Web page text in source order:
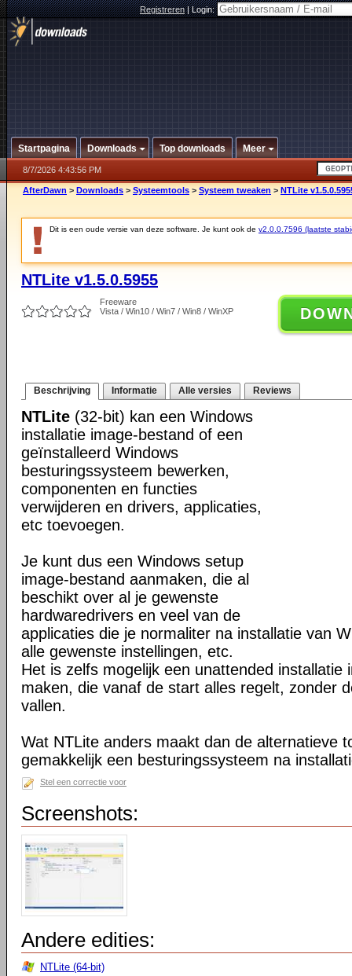
Registreren|Login:
Startpagina Downloads Top downloads Meer
8/7/2026 4:43:56 PM
AfterDawn > Downloads > Systeemtools > Systeem tweaken > NTLite
Dit is een oude versie van deze software. Je kunt ook de v2.0.0.7596 (laatste
NTLite v1.5.0.5955
Freeware
Vista / Win10 / Win7 / Win8 / WinXP
Beschrijving Informatie Alle versies Reviews
NTLite (32-bit) kan een Windows
installatie image-bestand of een
geïnstalleerd Windows
besturingssysteem bewerken,
componenten en functies
verwijderen en drivers, applicaties,
etc toevoegen.
Je kunt dus een Windows setup
image-bestand aanmaken, die al
beschikt over al je gewenste
hardwaredrivers en veel van de
applicaties die je normaliter na installatie van
alle gewenste instellingen, etc.
Het is zelfs mogelijk een unattended installatie
maken, die vanaf de start alles regelt, zonder
vallen.
Wat NTLite anders maakt dan de alternatieve
gemakkelijk een besturingssysteem na
Stel een correctie voor
Screenshots:
Andere edities:
NTLite (64-bit)